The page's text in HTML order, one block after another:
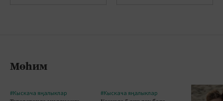
Мөһим
#Кыскача яңалыклар #Кыскача яңалыклар